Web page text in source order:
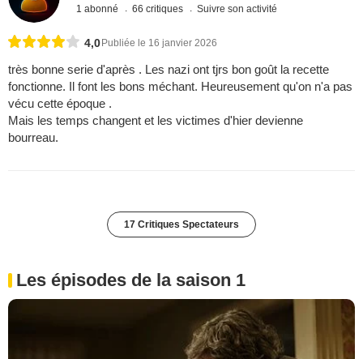
1 abonné 66 critiques Suivre son activité
4,0Publiée le 16 janvier 2026
très bonne serie d'après . Les nazi ont tjrs bon goût la recette
fonctionne. Il font les bons méchant. Heureusement qu'on n'a pas
vécu cette époque .
Mais les temps changent et les victimes d'hier devienne
bourreau.
17 Critiques Spectateurs
Les épisodes de la saison 1